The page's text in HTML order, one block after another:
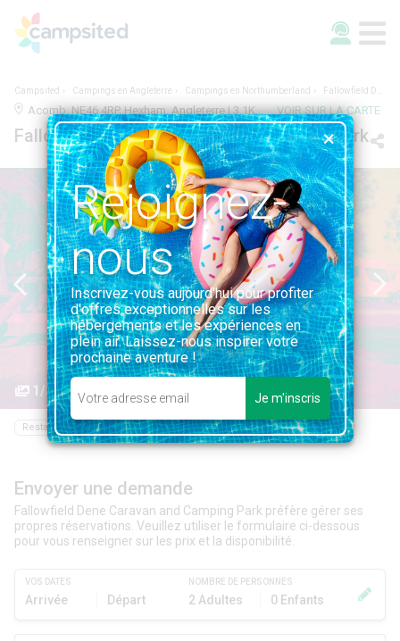
Campsited Campings en Angleterre Campings en Northumberland Fallowfield Dene Caravan and Camping Park
Acomb, NE46 4RP, Hexham, Angleterre | 3.1KM DE HEXHAM VOIR SUR LA CARTE
Fallowfield Dene Caravan and Camping Park
1/2
Restaurant Bar Epicerie
Envoyer une demande
Fallowfield Dene Caravan and Camping Park préfère gérer ses
propres réservations. Veuillez utiliser le formulaire ci-dessous
pour vous renseigner sur les prix et la disponibilité.
VOS DATES
Arrivée Départ
NOMBRE DE PERSONNES
2 Adultes 0 Enfants
Rejoignez-
nous
Inscrivez-vous aujourd'hui pour profiter
d'offres exceptionnelles sur les
hébergements et les expériences en
plein air. Laissez-nous inspirer votre
prochaine aventure !
Je m'inscris